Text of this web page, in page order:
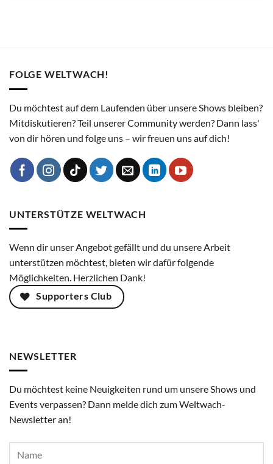
FOLGE WELTWACH!
Du möchtest auf dem Laufenden über unsere Shows bleiben?
Mitdiskutieren? Teil unserer Community werden? Dann lass'
von dir hören und folge uns – wir freuen uns auf dich!
UNTERSTÜTZE WELTWACH
Wenn dir unser Angebot gefällt und du unsere Arbeit
unterstützen möchtest, bieten wir dafür folgende
Möglichkeiten. Herzlichen Dank!
Supporters Club
NEWSLETTER
Du möchtest keine Neuigkeiten rund um unsere Shows und
Events verpassen? Dann melde dich zum Weltwach-
Newsletter an!